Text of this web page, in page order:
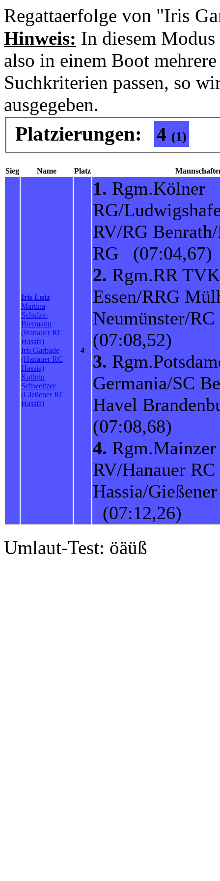
Regattaerfolge von "Iris
Hinweis: In diesem
also in einem Boot
Suchkriterien passen, so
ausgegeben.
Platzierungen: 4 (1)
Sieg Name Platz
Iris Lutz
Martina
Schulze-
Biermann
(Hanauer RC
Hassia)
Iris Garbade
(Hanauer RC
Hassia)
Kathrin
Schweitzer
(Gießener RC
Hassia)
4
1. Rgm.Kölner
RG/
RV/RG
RG (07:04,67)
2. Rgm.RR TVK
Essen/RRG
Neumünster/
(07:08,52)
3.
Germania/SC
Havel
(07:08,68)
4. Rgm.Mainzer
RV/Hanauer RC
Hassia/
(07:12,26)
Umlaut-Test: öäüß